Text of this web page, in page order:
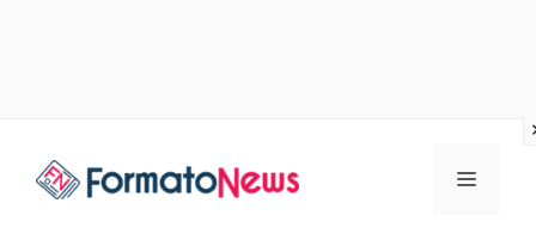
Menu